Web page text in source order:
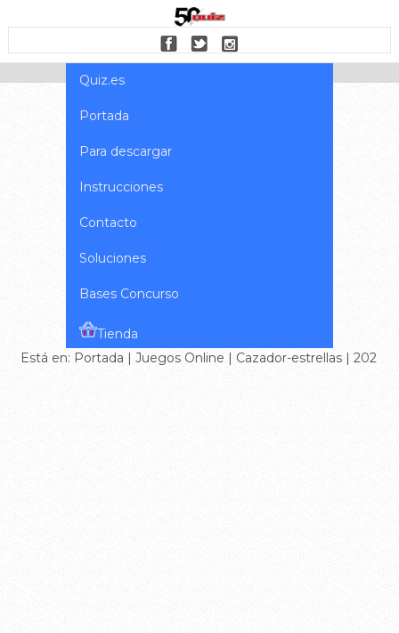
Quiz.es
Portada
Para descargar
Instrucciones
Contacto
Soluciones
Bases Concurso
Tienda
Está en: Portada | Juegos Online | Cazador-estrellas| 202